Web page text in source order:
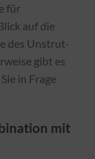
für
auf die
des Unstrut-
gibt es
in Frage
mit